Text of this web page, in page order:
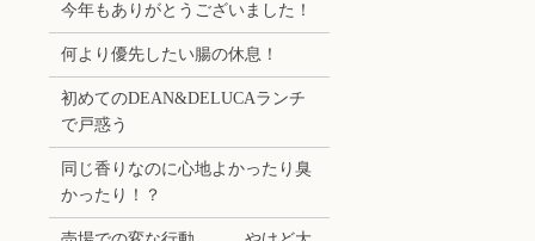
今年もありがとうございました！
何より優先したい腸の休息！
初めてのDEAN&DELUCAランチ
で戸惑う
同じ香りなのに心地よかったり臭
かったり！？